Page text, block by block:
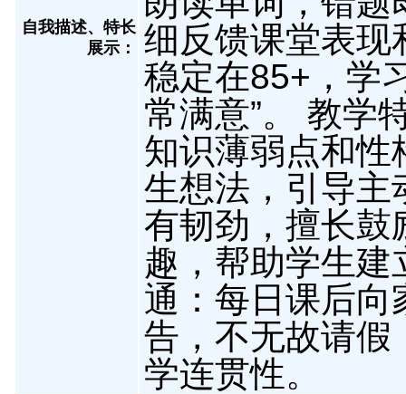
自我描述、特长
展示 ：
细反馈课堂表现
稳定在85+，学
常满意”。 教学
知识薄弱点和性
生想法，引导主
有韧劲，擅长鼓
趣，帮助学生建
通：每日课后向
告，不无故请假
学连贯性。